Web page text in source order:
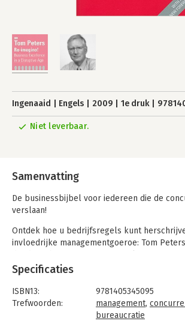
Ingenaaid Engels 2009 1e druk
Niet leverbaar.
Samenvatting
De businessbijbel voor iedereen die de
verslaan!
Ontdek hoe u bedrijfsregels kunt
invloedrijke managementgoeroe: Tom
business 'cool' is. Ontwikkel strategieën om
voor te zijn en wordt een ondernemende
door ideeën, één die individuen inspireert,
komt te staan als innovatief en hoogstaand.
Specificaties
ISBN13:
9781405345095
Trefwoorden:
management,
bureaucratie